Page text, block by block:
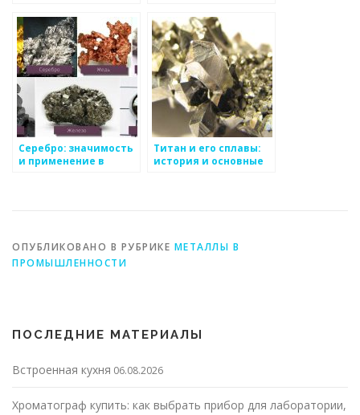
применение
промышленных
процессах
Серебро: значимость
и применение в
Титан и его сплавы:
история и основные
ОПУБЛИКОВАНО В РУБРИКЕ МЕТАЛЛЫ В
ПРОМЫШЛЕННОСТИ
ПОСЛЕДНИЕ МАТЕРИАЛЫ
Встроенная кухня 06.08.2026
Хроматограф купить: как выбрать прибор для лаборатории,